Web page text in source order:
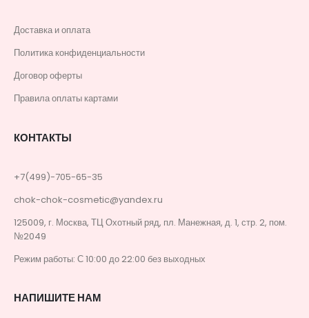
Доставка и оплата
Политика конфиденциальности
Договор оферты
Правила оплаты картами
КОНТАКТЫ
+7(499)-705-65-35
chok-chok-cosmetic@yandex.ru
125009, г. Москва, ТЦ Охотный ряд, пл. Манежная, д. 1, стр. 2, пом.
№2049
Режим работы: С 10:00 до 22:00 без выходных
НАПИШИТЕ НАМ